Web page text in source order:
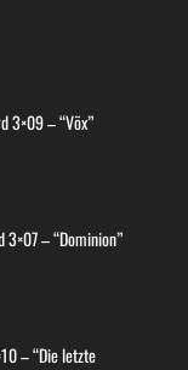
3×09 – “Võx”
– “Dominion”
– “Die letzte